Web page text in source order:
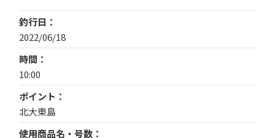
釣行日
2022/06/18
時間
10:00
ポイント
北大東島
使用商品名・号数